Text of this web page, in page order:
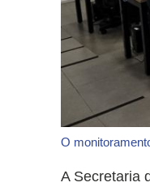
O
A Secretaria